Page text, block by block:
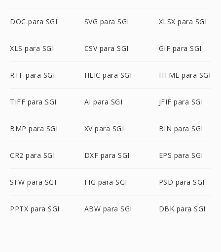
DOC para SGI SVG para SGI XLSX para SGI
XLS para SGI CSV para SGI GIF para SGI
RTF para SGI HEIC para SGI HTML para SGI
TIFF para SGI AI para SGI JFIF para SGI
BMP para SGI XV para SGI BIN para SGI
CR2 para SGI DXF para SGI EPS para SGI
SFW para SGI FIG para SGI PSD para SGI
PPTX para SGI ABW para SGI DBK para SGI